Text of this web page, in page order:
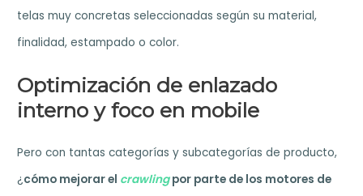
telas muy concretas seleccionadas según su material,
finalidad, estampado o color.
Optimización de enlazado
interno y foco en mobile
Pero con tantas categorías y subcategorías de producto,
¿cómo mejorar el crawlingpor parte de los motores de